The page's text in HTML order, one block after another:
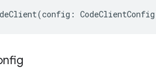
(config : CodeClientConfig